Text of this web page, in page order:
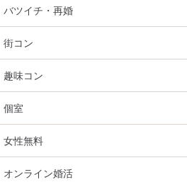
バツイチ・再婚
街コン
趣味コン
個室
女性無料
オンライン婚活